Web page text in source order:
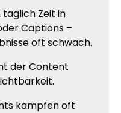
Zeit in
Captions –
oft schwach.
der Content
kämpfen oft